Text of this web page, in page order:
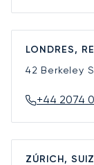
LONDRES,
42 Berkeley
+44 2074
ZÚRICH,